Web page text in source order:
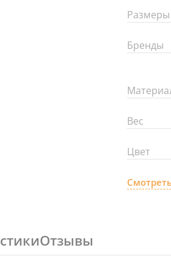
Размеры
Бренды
Вес
Цвет
Отзывы